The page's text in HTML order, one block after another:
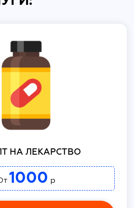
НА ЛЕКАРСТВО
1000 р